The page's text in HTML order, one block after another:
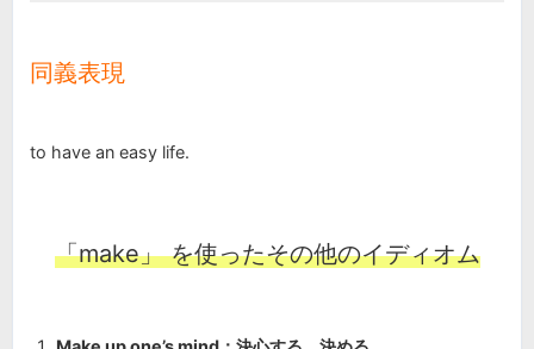
同義表現
to have an easy life.
「make」 を使ったその他のイディオム